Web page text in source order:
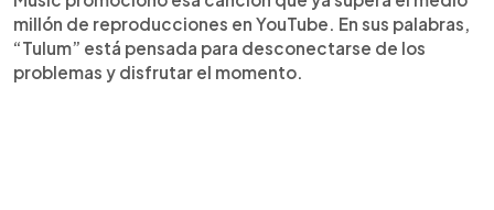
millón de reproducciones en YouTube. En sus palabras,
“Tulum” está pensada para desconectarse de los
problemas y disfrutar el momento.